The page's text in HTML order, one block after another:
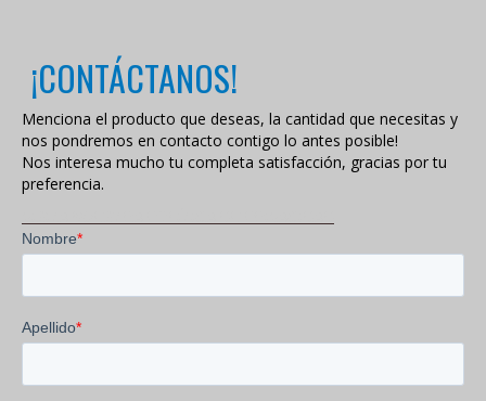
¡CONTÁCTANOS!
Menciona el producto que deseas, la cantidad que necesitas y
nos pondremos en contacto contigo lo antes posible!
Nos interesa mucho tu completa satisfacción, gracias por tu
preferencia.